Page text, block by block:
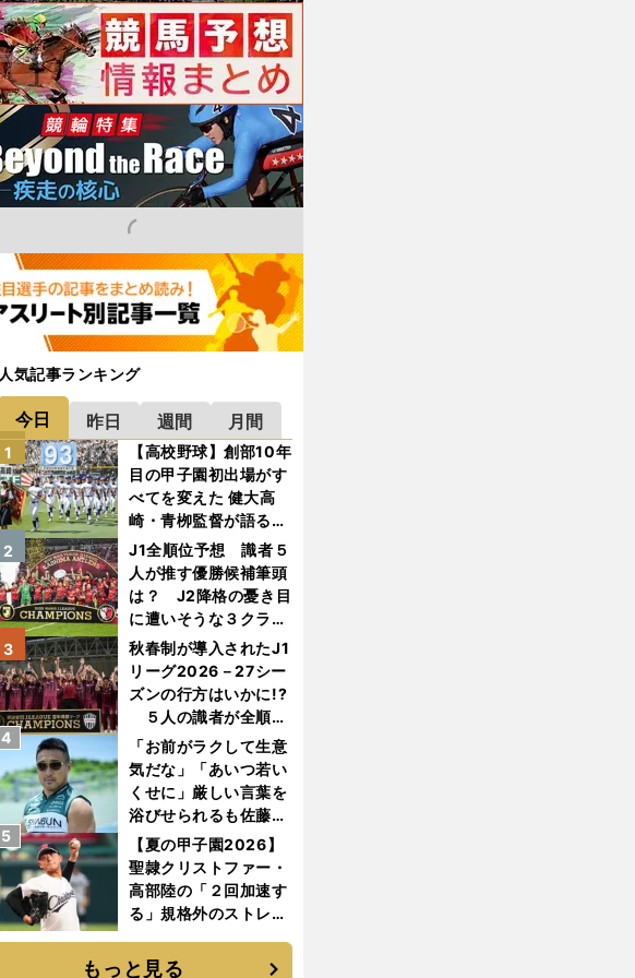
人気記事ランキング
今日 昨日 週間 月間
【高校野球】創部10年
目の甲子園初出場がす
べてを変えた 健大高
崎・青栁監督が語る
「機動破壊」はこうし
て生まれた
1
J1全順位予想 識者５
人が推す優勝候補筆頭
は？ J2降格の憂き目
に遭いそうな３クラブ
とは？
2
秋春制が導入されたJ1
リーグ2026－27シー
ズンの行方はいかに!?
５人の識者が全順位
を大胆予想
3
「お前がラクして生意
気だな」「あいつ若い
くせに」厳しい言葉を
浴びせられるも佐藤慎
太郎が貫いた誇りとフ
ァンへの思い
4
【夏の甲子園2026】
聖隷クリストファー・
高部陸の「２回加速す
る」規格外のストレー
く大学進学を選ぶ理由
5
もっと見る